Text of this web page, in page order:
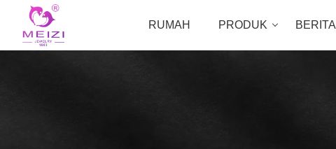
RUMAH PRODUK BERITA